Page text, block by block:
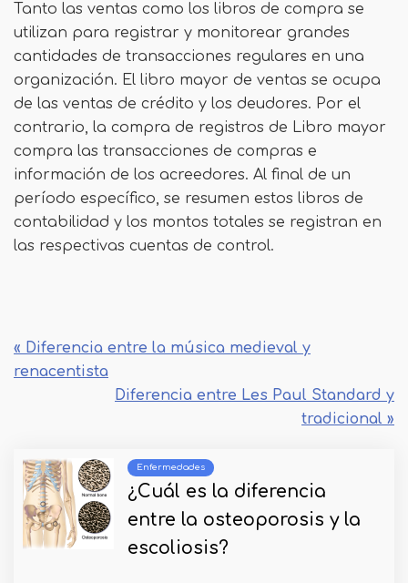
Tanto las ventas como los libros de compra se
utilizan para registrar y monitorear grandes
cantidades de transacciones regulares en una
organización. El libro mayor de ventas se ocupa
de las ventas de crédito y los deudores. Por el
contrario, la compra de registros de Libro mayor
compra las transacciones de compras e
información de los acreedores. Al final de un
período específico, se resumen estos libros de
contabilidad y los montos totales se registran en
las respectivas cuentas de control.
« Diferencia entre la música medieval y
renacentista
Diferencia entre Les Paul Standard y
tradicional »
Enfermedades
¿Cuál es la diferencia
entre la osteoporosis y la
escoliosis?